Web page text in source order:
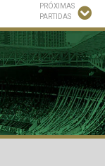
PRÓXIMAS
PARTIDAS